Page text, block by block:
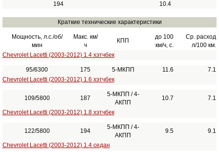
194 10.4
Краткие технические характеристики
Мощность, л.с./об/
мин
Макс. км/
ч
КПП
до 100
км/ч, с.
Ср. расход
л/100 км.
Chevrolet Lacetti (2003-2012) 1.4 хэтчбек
95/6300 175 5-МКПП 11.6
7.1
Chevrolet Lacetti (2003-2012) 1.6 хэтчбек
109/5800 187
5-МКПП / 4-
АКПП
10.7 7.1
Chevrolet Lacetti (2003-2012) 1.8 хэтчбек
122/5800 194
5-МКПП / 4-
АКПП
9.5 9.1
Chevrolet Lacetti (2003-2012) 1.4 седан